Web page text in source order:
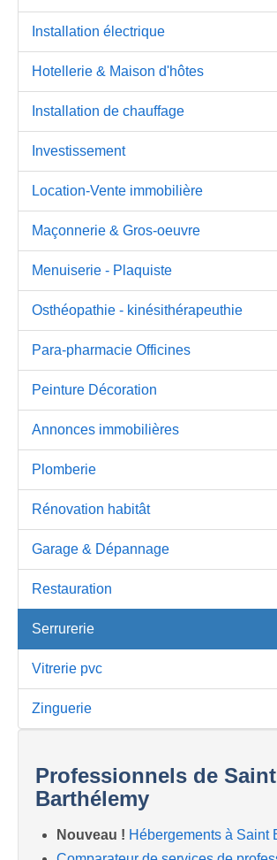
Installation électrique
Hotellerie & Maison d'hôtes
Installation de chauffage
Investissement
Location-Vente immobilière
Maçonnerie & Gros-oeuvre
Menuiserie - Plaquiste
Osthéopathie - kinésithérapeuthie
Para-pharmacie Officines
Peinture Décoration
Annonces immobilières
Plomberie
Rénovation habitât
Garage & Dépannage
Restauration
Serrurerie
Vitrerie pvc
Zinguerie
Professionnels de Saint
Barthélemy
Nouveau ! Hébergements à Saint